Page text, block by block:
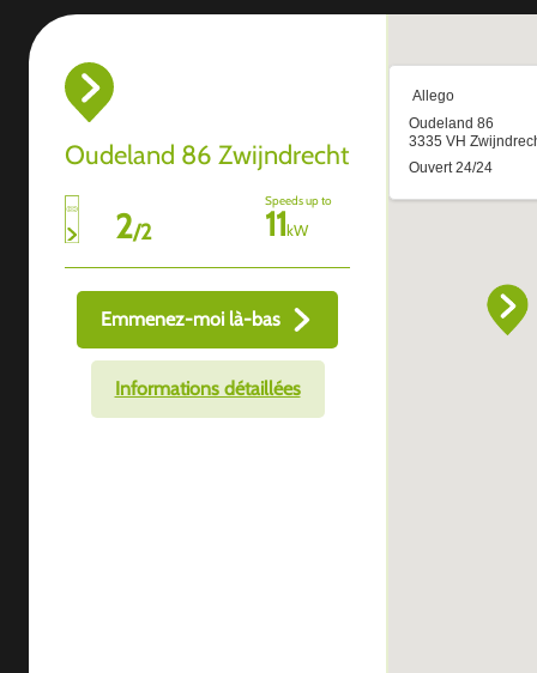
Oudeland 86 Zwijndrecht
2/2
Speeds up to
11kW
Emmenez-moi là-bas
Informations détaillées